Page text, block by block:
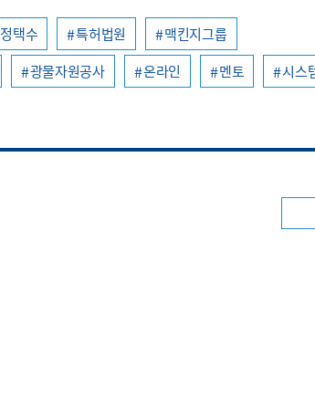
정택수 특허법원
맥킨지그룹
광물자원공사 온라인 멘토
시스